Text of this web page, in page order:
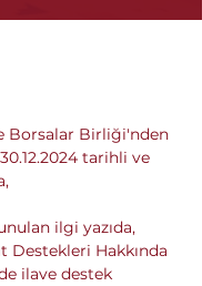
Borsalar Birliği'nden
tarihli ve
ilgi yazıda,
Destekleri Hakkında
ilave destek